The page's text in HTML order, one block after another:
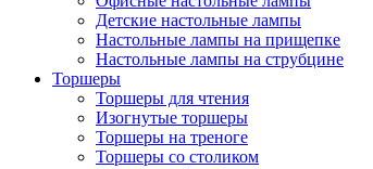
Детские настольные лампы
Настольные лампы на прищепке
Настольные лампы на струбцине
Торшеры
Торшеры для чтения
Изогнутые торшеры
Торшеры на треноге
Торшеры со столиком